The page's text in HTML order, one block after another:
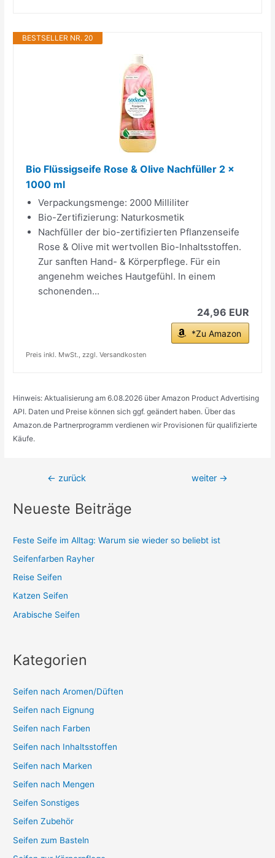
BESTSELLER NR. 20
Bio Flüssigseife Rose & Olive Nachfüller 2 x
1000 ml
Verpackungsmenge: 2000 Milliliter
Bio-Zertifizierung: Naturkosmetik
Nachfüller der bio-zertifizierten Pflanzenseife
Rose & Olive mit wertvollen Bio-Inhaltsstoffen.
Zur sanften Hand- & Körperpflege. Für ein
angenehm weiches Hautgefühl. In einem
schonenden...
24,96 EUR
*Zu Amazon
Preis inkl. MwSt., zzgl. Versandkosten
Hinweis: Aktualisierung am 6.08.2026 über Amazon Product Advertising
API. Daten und Preise können sich ggf. geändert haben. Über das
Amazon.de Partnerprogramm verdienen wir Provisionen für qualifizierte
Käufe.
Beitragsnavigation
← zurück weiter →
Neueste Beiträge
Feste Seife im Alltag: Warum sie wieder so beliebt ist
Seifenfarben Rayher
Reise Seifen
Katzen Seifen
Arabische Seifen
Kategorien
Seifen nach Aromen/Düften
Seifen nach Eignung
Seifen nach Farben
Seifen nach Inhaltsstoffen
Seifen nach Marken
Seifen nach Mengen
Seifen Sonstiges
Seifen Zubehör
Seifen zum Basteln